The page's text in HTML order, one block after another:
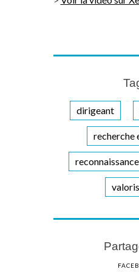
dirigeant
recherche
reconnaissance